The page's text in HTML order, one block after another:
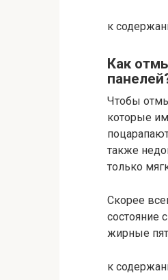
к
Как
Чтобы
которые
также
только
Скорее
состояние
жирные
к